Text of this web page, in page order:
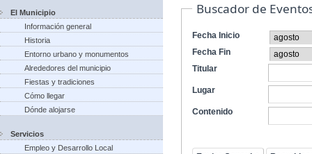
El Municipio
Información general
Historia
Entorno urbano y monumentos
Alrededores del municipio
Fiestas y tradiciones
Cómo llegar
Dónde alojarse
Servicios
Empleo y Desarrollo Local
Buscador de
Fecha Inicio
Fecha Fin
Titular
Lugar
Contenido